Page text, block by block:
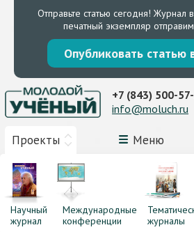
Отправьте статью сегодня! Журнал
печатный экземпляр отправим
Опубликовать статью
Проекты Меню
+7 (843) 500-
info@moluch.ru
Научный
журнал
Международные
конференции
журналы